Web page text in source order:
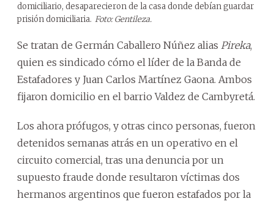
domiciliario, desaparecieron de la casa donde debían guardar
prisión domiciliaria. Foto: Gentileza.
Se tratan de Germán Caballero Núñez alias Pireka,
quien es sindicado cómo el líder de la Banda de
Estafadores y Juan Carlos Martínez Gaona. Ambos
fijaron domicilio en el barrio Valdez de Cambyretá.
Los ahora prófugos, y otras cinco personas, fueron
detenidos semanas atrás en un operativo en el
circuito comercial, tras una denuncia por un
supuesto fraude donde resultaron víctimas dos
hermanos argentinos que fueron estafados por la